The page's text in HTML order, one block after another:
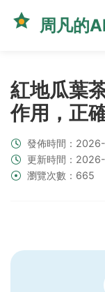
周凡的
紅地瓜葉
作用，正
發佈時間：
更新時間：
瀏覽次數：665